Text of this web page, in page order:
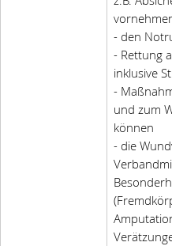
- den
- Rettung
inklusive
-
und zum
können
- die